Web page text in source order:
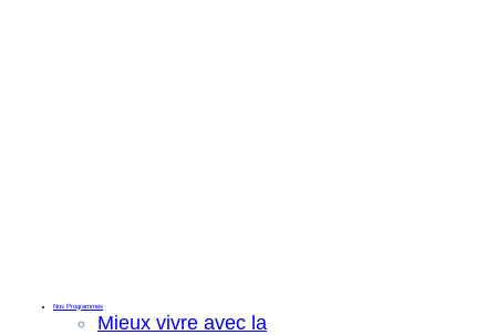
Nos Programmes
Mieux vivre avec la